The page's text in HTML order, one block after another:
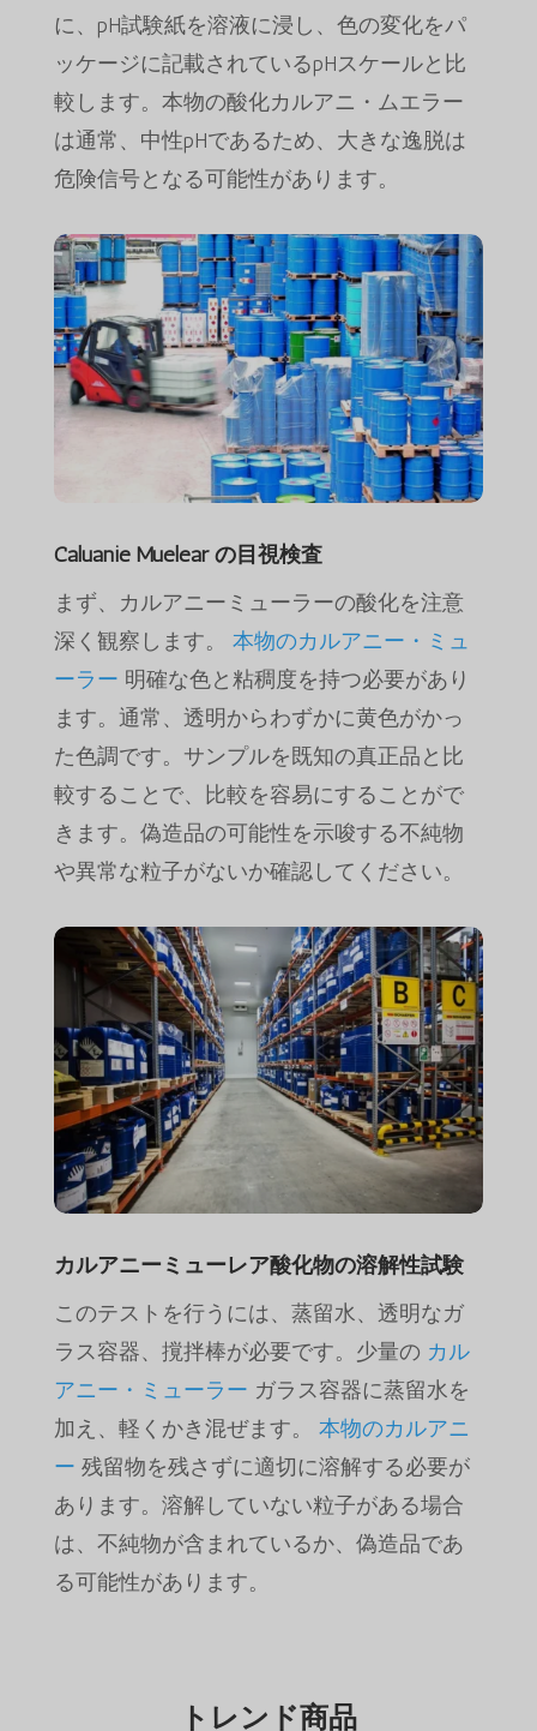
に、pH試験紙を溶液に浸し、色の変化をパ
ッケージに記載されているpHスケールと比
較します。本物の酸化カルアニ・ムエラー
は通常、中性pHであるため、大きな逸脱は
危険信号となる可能性があります。
Caluanie Muelear の目視検査
まず、カルアニーミューラーの酸化を注意
深く観察します。 本物のカルアニー・ミュ
ーラー 明確な色と粘稠度を持つ必要があり
ます。通常、透明からわずかに黄色がかっ
た色調です。サンプルを既知の真正品と比
較することで、比較を容易にすることがで
きます。偽造品の可能性を示唆する不純物
や異常な粒子がないか確認してください。
カルアニーミューレア酸化物の溶解性試験
このテストを行うには、蒸留水、透明なガ
ラス容器、撹拌棒が必要です。少量の カル
アニー・ミューラー ガラス容器に蒸留水を
加え、軽くかき混ぜます。 本物のカルアニ
ー 残留物を残さずに適切に溶解する必要が
あります。溶解していない粒子がある場合
は、不純物が含まれているか、偽造品であ
る可能性があります。
トレンド商品